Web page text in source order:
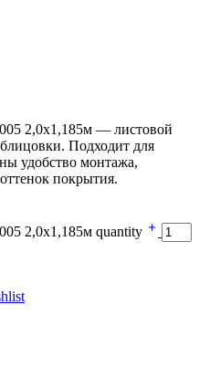
2,0х1,185м — листовой
Подходит для
удобство монтажа,
покрытия.
2,0х1,185м quantity